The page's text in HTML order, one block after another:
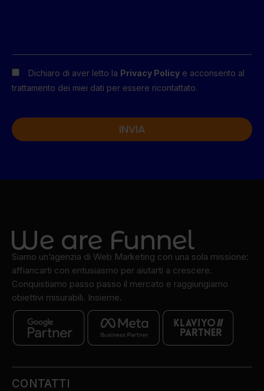
Dichiaro di aver letto la Privacy Policy e acconsento al
trattamento dei miei dati per essere ricontattato.
INVIA
Siamo un’agenzia di Web Marketing con una sola missione:
affiancarti con entusiasmo per aiutarti a crescere.
Conquistiamo passo passo il mercato e raggiungiamo
obiettivi misurabili. Insieme.
CONTATTI